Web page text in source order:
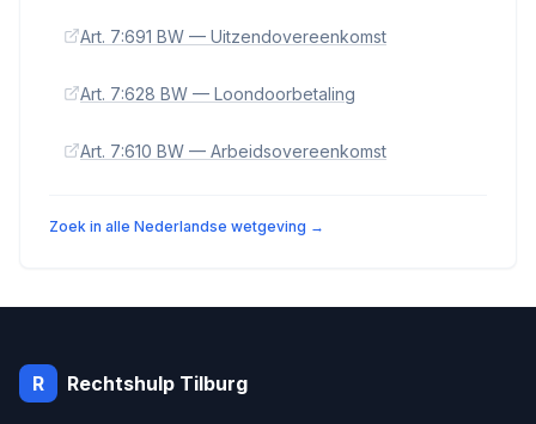
Art. 7:691 BW — Uitzendovereenkomst
Art. 7:628 BW — Loondoorbetaling
Art. 7:610 BW — Arbeidsovereenkomst
Zoek in alle Nederlandse wetgeving →
R Rechtshulp Tilburg